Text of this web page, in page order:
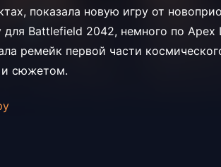
показала новую игру от
Battlefield 2042, немного по Apex
ремейк первой части
и сюжетом.